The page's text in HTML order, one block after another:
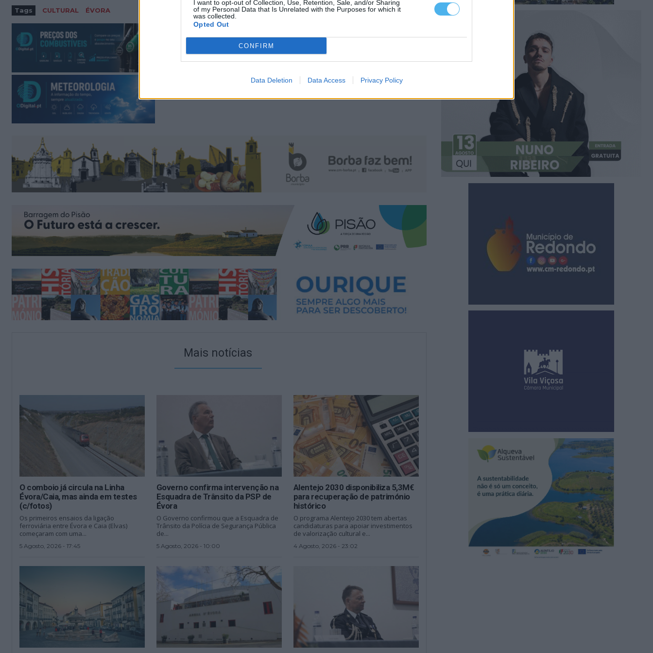
I want to opt-out of Collection, Use, Retention, Sale, and/or Sharing
of my Personal Data that Is Unrelated with the Purposes for which it
was collected.
Opted Out
CONFIRM
Data Deletion Data Access Privacy Policy
Tags CULTURAL ÉVORA
Mais notícias
O comboio já circula na Linha
Évora/Caia, mas ainda em testes
(c/fotos)
Os primeiros ensaios da ligação
ferroviária entre Évora e Caia (Elvas)
começaram com uma...
5 Agosto, 2026 - 17:45
Governo confirma intervenção na
Esquadra de Trânsito da PSP de
Évora
O Governo confirmou que a Esquadra de
Trânsito da Polícia de Segurança Pública
de...
5 Agosto, 2026 - 10:00
Alentejo 2030 disponibiliza 5,3M€
para recuperação de património
histórico
O programa Alentejo 2030 tem abertas
candidaturas para apoiar investimentos
de valorização cultural e...
4 Agosto, 2026 - 23:02